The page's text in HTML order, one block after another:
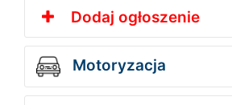
Dodaj ogłoszenie
Motoryzacja